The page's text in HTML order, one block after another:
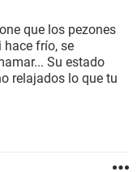
que los pezones
hace frío, se
Su estado
relajados lo que tu